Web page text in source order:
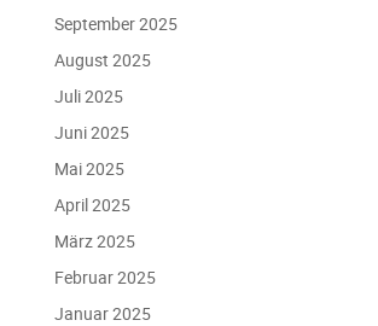
September 2025
August 2025
Juli 2025
Juni 2025
Mai 2025
April 2025
März 2025
Februar 2025
Januar 2025